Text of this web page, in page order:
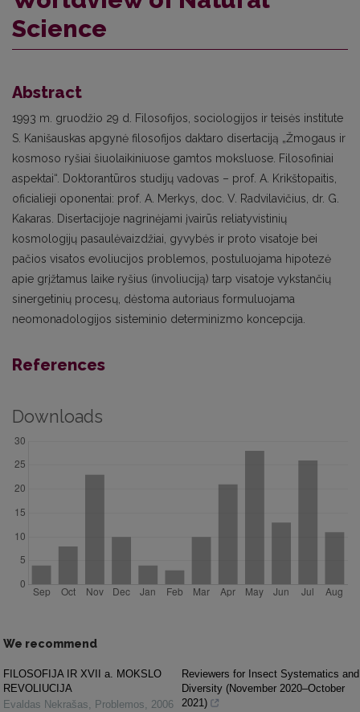
Science
Abstract
1993 m. gruodžio 29 d. Filosofijos, sociologijos ir teisės institute
S. Kanišauskas apgynė filosofijos daktaro disertaciją „Žmogaus ir
kosmoso ryšiai šiuolaikiniuose gamtos moksluose. Filosofiniai
aspektai“. Doktorantūros studijų vadovas – prof. A. Krikštopaitis,
oficialieji oponentai: prof. A. Merkys, doc. V. Radvilavičius, dr. G.
Kakaras. Disertacijoje nagrinėjami įvairūs reliatyvistinių
kosmologijų pasaulėvaizdžiai, gyvybės ir proto visatoje bei
pačios visatos evoliucijos problemos, postuluojama hipotezė
apie grįžtamus laike ryšius (involiuciją) tarp visatoje vykstančių
sinergetinių procesų, dėstoma autoriaus formuluojama
neomonadologijos sisteminio determinizmo koncepcija.
References
Downloads
We recommend
FILOSOFIJA IR XVII a. MOKSLO
REVOLIUCIJA
Evaldas Nekrašas
Problemos
2006
Reviewers for Insect Systematics and
Diversity (November 2020–October
2021)